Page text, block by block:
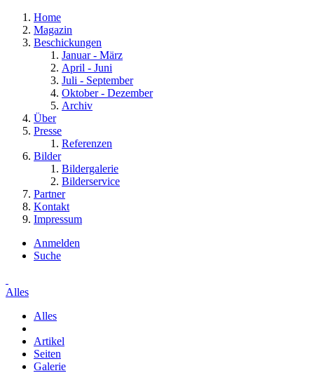
Home
Magazin
Beschickungen
Januar - März
April - Juni
Juli - September
Oktober - Dezember
Archiv
Über
Presse
Referenzen
Bilder
Bildergalerie
Bilderservice
Partner
Kontakt
Impressum
Anmelden
Suche
Alles
Alles
Artikel
Seiten
Galerie